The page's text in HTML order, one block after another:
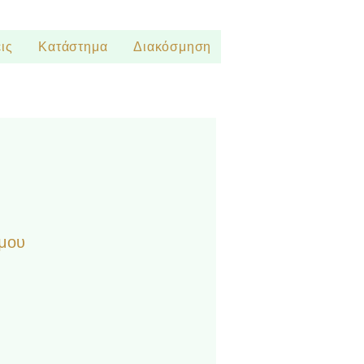
Κατάστημα Διακόσμηση